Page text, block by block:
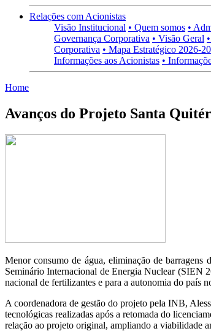
Relações com Acionistas
Visão Institucional • Quem somos •
Governança Corporativa • Visão Geral
Corporativa • Mapa Estratégico 2026-
Informações aos Acionistas •
Home
Avanços do Projeto Santa
Menor consumo de água, eliminação de barragens
Seminário Internacional de Energia Nuclear (SIEN
nacional de fertilizantes e para a autonomia do país
A coordenadora de gestão do projeto pela INB,
tecnológicas realizadas após a retomada do
relação ao projeto original, ampliando a viabilidade